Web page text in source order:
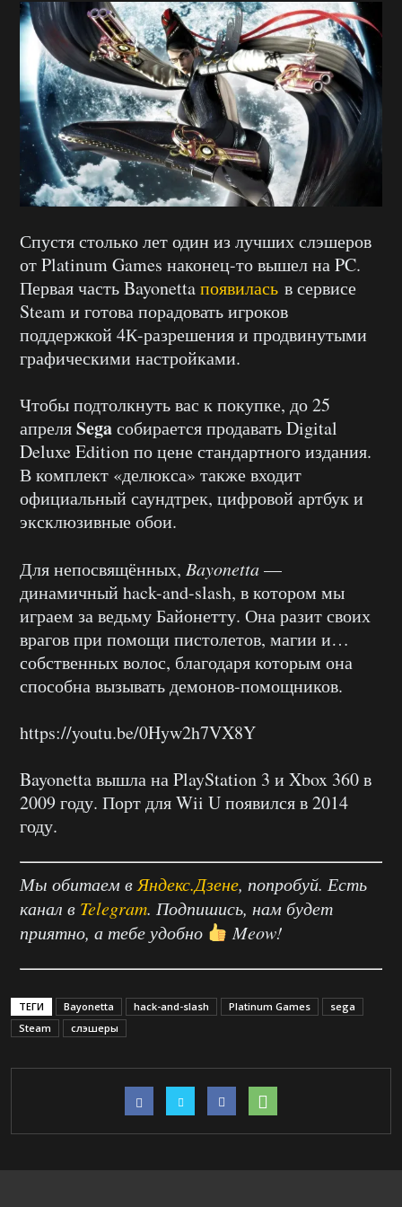
Спустя столько лет один из лучших слэшеров
от Platinum Games наконец-то вышел на PC.
Первая часть Bayonettaпоявилась в сервисе
Steam и готова порадовать игроков
поддержкой 4К-разрешения и продвинутыми
графическими настройками.
Чтобы подтолкнуть вас к покупке, до 25
апреляSegaсобирается продавать Digital
Deluxe Edition по цене стандартного издания.
В комплект «делюкса» также входит
официальный саундтрек, цифровой артбук и
эксклюзивные обои.
Для непосвящённых, Bayonetta—
динамичный hack-and-slash, в котором мы
играем за ведьму Байонетту. Она разит своих
врагов при помощи пистолетов, магии и…
собственных волос, благодаря которым она
способна вызывать демонов-помощников.
https://youtu.be/0Hyw2h7VX8Y
Bayonetta вышла на PlayStation 3 и Xbox 360 в
2009 году. Порт для Wii U появился в 2014
году.
Мы обитаем в Яндекс.Дзене, попробуй. Есть
канал в Telegram. Подпишись, нам будет
приятно, а тебе удобно
Meow!
ТЕГИ Bayonetta hack-and-slash Platinum Games
sega
Steam
слэшеры